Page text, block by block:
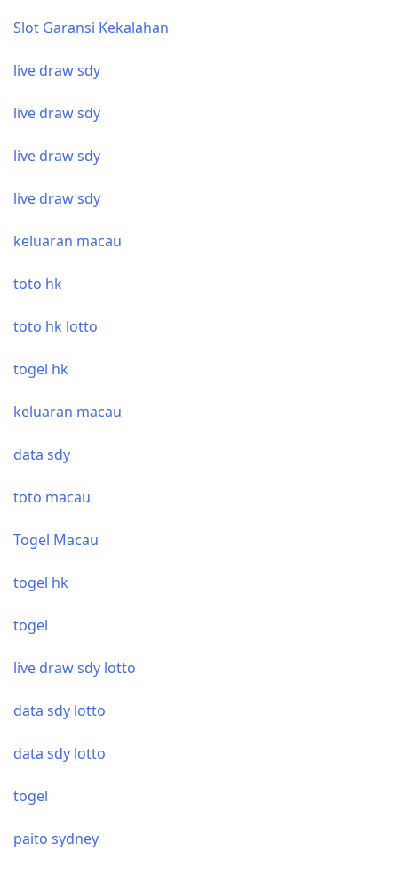
Slot Garansi Kekalahan
live draw sdy
live draw sdy
live draw sdy
live draw sdy
keluaran macau
toto hk
toto hk lotto
togel hk
keluaran macau
data sdy
toto macau
Togel Macau
togel hk
togel
live draw sdy lotto
data sdy lotto
data sdy lotto
togel
paito sydney